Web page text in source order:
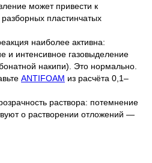
может привести к
пластинчатых
наиболее активна:
и интенсивное газовыделение
накипи). Это нормально.
ANTIFOAM из расчёта 0,1–
раствора: потемнение
о растворении отложений —